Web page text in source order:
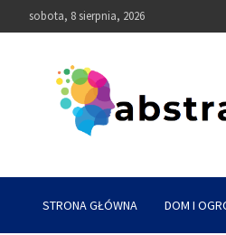
to
sobota, 8 sierpnia, 2026
Abstrakcyjne
STRONA GŁÓWNA DOM I